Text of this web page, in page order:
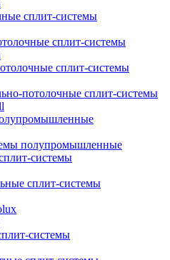
сплит-системы
сплит-системы
сплит-системы
потолочные сплит-системы
полупромышленные
системы
сплит-системы
системы